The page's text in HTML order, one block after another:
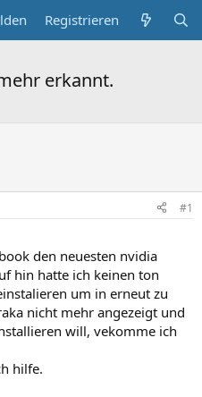
Registrieren
erkannt.
#1
den neuesten nvidia
hin hatte ich keinen ton
um in erneut zu
nicht mehr angezeigt und
will, vekomme ich
hilfe.